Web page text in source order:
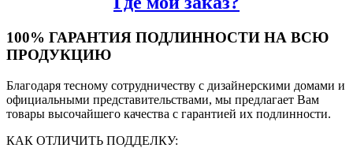
100% ГАРАНТИЯ ПОДЛИННОСТИ НА ВСЮ
ПРОДУКЦИЮ
Благодаря тесному сотрудничеству с дизайнерскими домами и
официальными представительствами, мы предлагает Вам
товары высочайшего качества с гарантией их подлинности.
КАК ОТЛИЧИТЬ ПОДДЕЛКУ: